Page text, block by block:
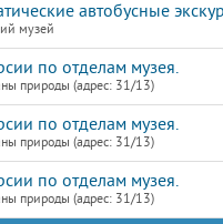
автобусные
музей
по отделам музея.
природы (адрес: 31/13)
по отделам музея.
природы (адрес: 31/13)
по отделам музея.
природы (адрес: 31/13)